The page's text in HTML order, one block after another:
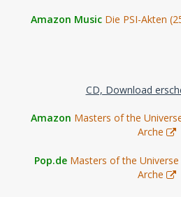
Amazon Music Die PSI-Akten
CD, Download
Amazon Masters of the
Arche
Pop.de Masters of the
Arche